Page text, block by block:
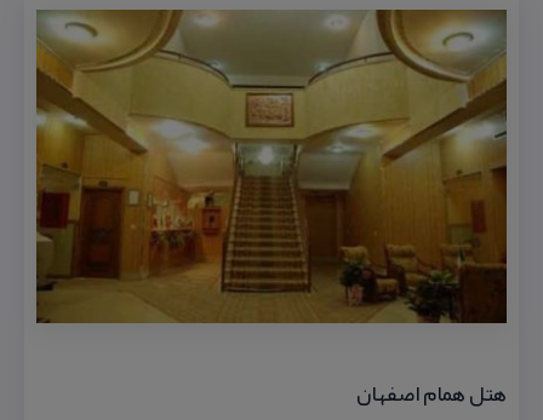
هتل همام اصفهان